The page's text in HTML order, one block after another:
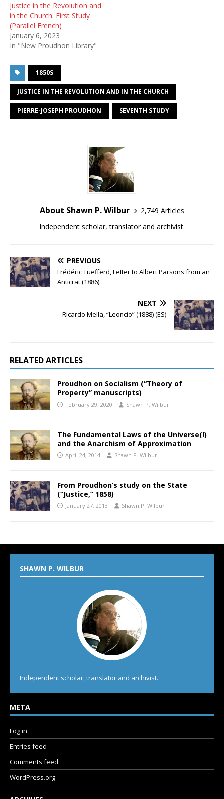
Justice in the Revolution and
in the Church: First Study
(Parallel French)
January 6, 2023
In "New Proudhon Library"
1850S
JUSTICE IN THE REVOLUTION AND IN THE CHURCH
PIERRE-JOSEPH PROUDHON SEVENTH STUDY
About Shawn P. Wilbur
2,749 Articles
Independent scholar, translator and archivist.
PREVIOUS
Frédéric Tuefferd, Letter to Albert Parsons from an
Anticrat (1886)
NEXT
Ricardo Mella, “Leoncio” (1888) (ES)
RELATED ARTICLES
Proudhon on Socialism (“Theory of
Property” manuscripts)
February 29, 2020 Shawn P. Wilbur
The Fundamental Laws of the Universe(!)
and the Anarchism of Approximation
April 24, 2014 Shawn P. Wilbur
From Proudhon’s study on the State
(“Justice,” 1858)
January 27, 2013 Shawn P. Wilbur
SHAWN P. WILBUR
Independent scholar, translator and archivist.
META
Log in
Entries feed
Comments feed
WordPress.org